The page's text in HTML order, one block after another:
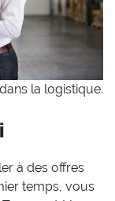
la logistique.
à des offres
temps, vous